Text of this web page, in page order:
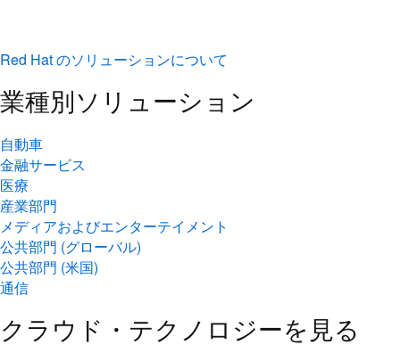
Red Hat のソリューションについて
業種別ソリューション
自動車
金融サービス
医療
産業部門
メディアおよびエンターテイメント
公共部門 (グローバル)
公共部門 (米国)
通信
クラウド・テクノロジーを見る